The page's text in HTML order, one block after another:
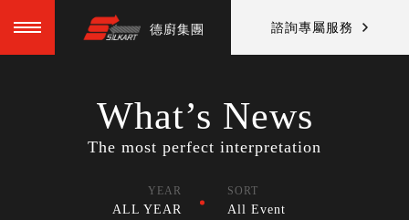
德廚集團 諮詢專屬服務
What’s News
The most perfect interpretation
YEAR
ALL YEAR
SORT
All Event